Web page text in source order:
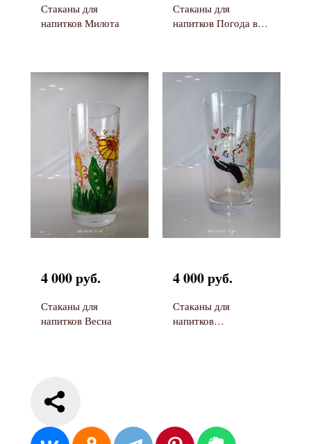
Стаканы для
напитков Милота
Стаканы для
напитков Погода в
4 000 руб.
Стаканы для
напитков Весна
4 000 руб.
Стаканы для
напитков